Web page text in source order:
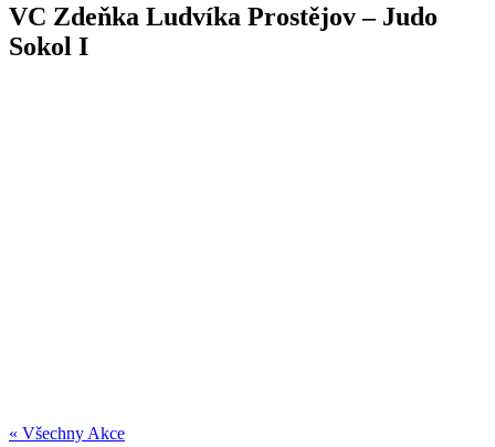
VC Zdeňka Ludvíka Prostějov – Judo
Sokol I
« Všechny Akce